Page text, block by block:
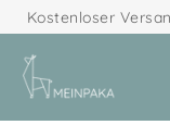
Direkt
zum
Inhalt
Kostenloser